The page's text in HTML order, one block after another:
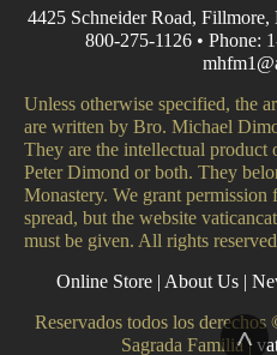
^
4425 Schneider Road,
800-275-1126 • Phone:
Unless otherwise specified, the
are written by Bro. Michael
They are the intellectual
Peter Dimond or both. They
Monastery. We grant permission
spread, but the website
must be given. All rights
Online Store| About Us|
Reservados todos los
Sagrada Familia |